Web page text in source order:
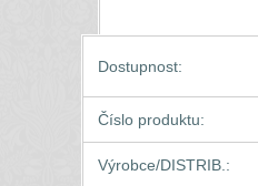
Dostupnost:
Číslo produktu:
Výrobce/DISTRIB.: